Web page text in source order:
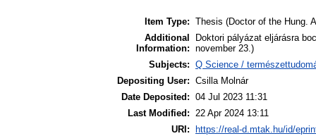
Item Type: Thesis (Doctor of the Hung.
Additional
Information:
Doktori pályázat eljárásra
november 23.)
Subjects: Q Science /
Depositing User: Csilla Molnár
Date Deposited: 04 Jul 2023 11:31
Last Modified: 22 Apr 2024 13:11
URI:
https://real-d.mtak.hu/id/